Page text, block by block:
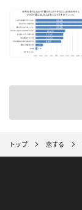
トップ 恋する